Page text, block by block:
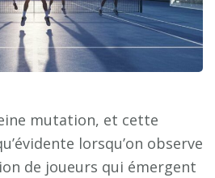
mutation, et cette
lorsqu’on observe
de joueurs qui émergent